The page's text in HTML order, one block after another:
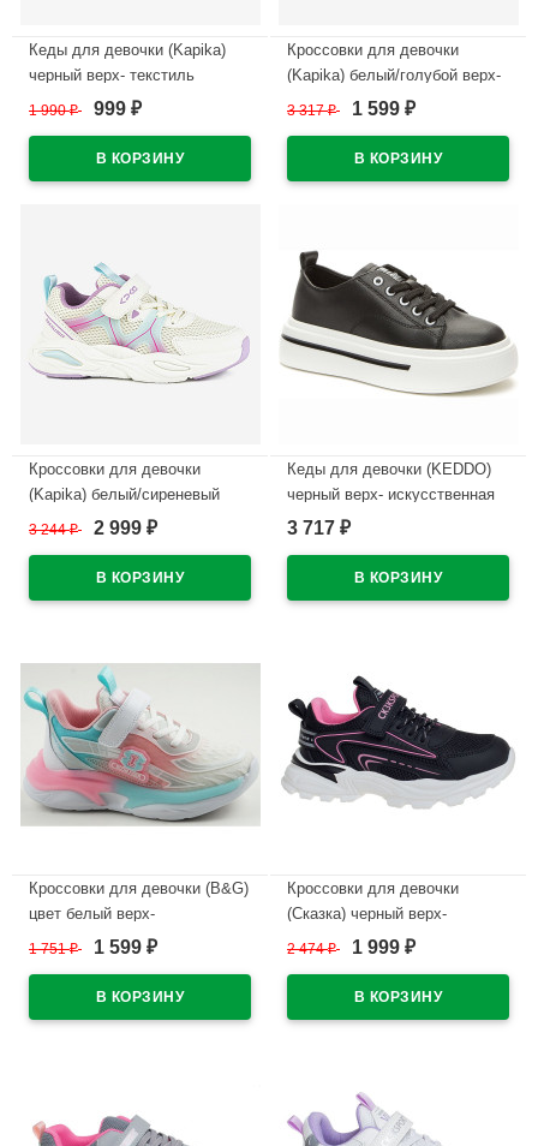
Кеды для девочки (Kapika)
черный верх- текстиль
подкладка-натуральная кожа
1 990₽ 999 ₽
Кроссовки для девочки
(Kapika) белый/голубой верх-
искусственная кожа
размерный ряд 33-37 артикул
73818-1
3 317₽ 1 599 ₽
Кроссовки для девочки
(Kapika) белый/сиреневый
верх- искусственная кожа/
размерный ряд 32-36 артикул
73946-1
3 244₽ 2 999 ₽
Кеды для девочки (KEDDO)
черный верх- искусственная
кожа подкладка-текстиль
арт.547186/01-02
3 717 ₽
Кроссовки для девочки (B&G)
цвет белый верх-
искусственная кожа
dz-1801-5H
1 751₽ 1 599 ₽
Кроссовки для девочки
(Сказка) черный верх-
искуственная кожа
R963774816BK
2 474₽ 1 999 ₽